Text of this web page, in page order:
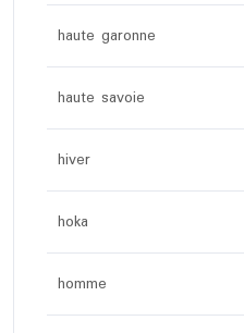
haute garonne
haute savoie
hiver
hoka
homme